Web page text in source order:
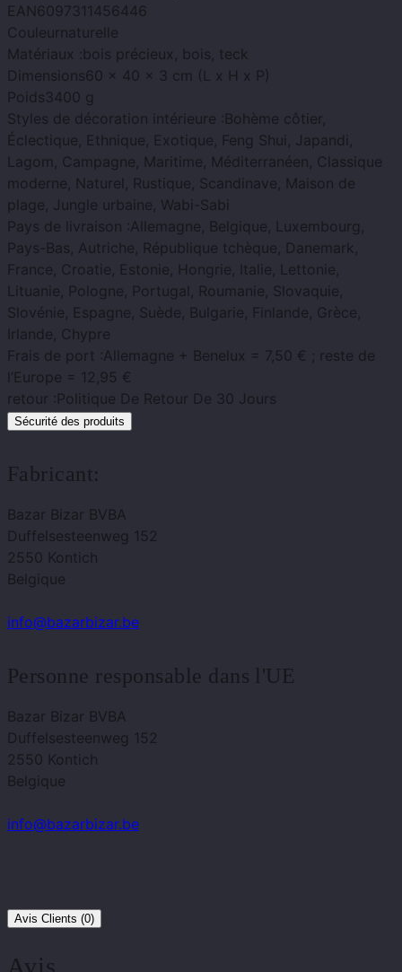
EAN6097311456446
Couleur naturelle
Matériaux :bois précieux, bois, teck
Dimensions60 x 40 x 3 cm (L x H x P)
Poids3400 g
Styles de décoration intérieure :Bohème côtier,
Éclectique, Ethnique, Exotique, Feng Shui, Japandi,
Lagom, Campagne, Maritime, Méditerranéen, Classique
moderne, Naturel, Rustique, Scandinave, Maison de
plage, Jungle urbaine, Wabi-Sabi
Pays de livraison :Allemagne, Belgique, Luxembourg,
Pays-Bas, Autriche, République tchèque, Danemark,
France, Croatie, Estonie, Hongrie, Italie, Lettonie,
Lituanie, Pologne, Portugal, Roumanie, Slovaquie,
Slovénie, Espagne, Suède, Bulgarie, Finlande, Grèce,
Irlande, Chypre
Frais de port :Allemagne + Benelux = 7,50 € ; reste de
l’Europe = 12,95 €
retour :Politique De Retour De 30 Jours
Sécurité des produits
Fabricant:
Bazar Bizar BVBA
Duffelsesteenweg 152
2550 Kontich
Belgique
info@bazarbizar.be
Personne responsable dans l'UE
Bazar Bizar BVBA
Duffelsesteenweg 152
2550 Kontich
Belgique
info@bazarbizar.be
Avis Clients (0)